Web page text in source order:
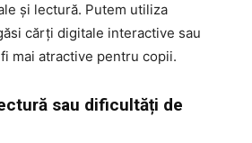
și lectură. Putem utiliza
cărți digitale interactive sau
mai atractive pentru copii.
sau dificultăți de